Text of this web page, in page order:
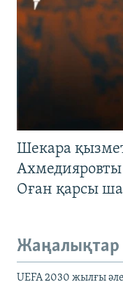
Шекара
Оған қарсы
Жаңалықтар
UEFA 2030 жылғы